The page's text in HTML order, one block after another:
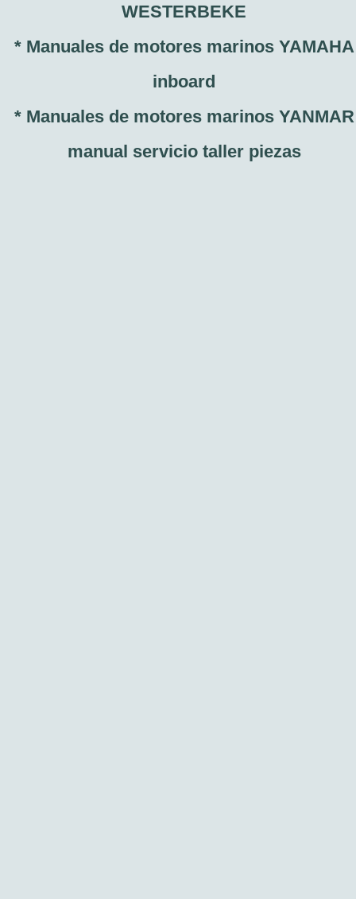
WESTERBEKE
* Manuales de motores marinos YAMAHA
inboard
* Manuales de motores marinos YANMAR
manual servicio taller piezas